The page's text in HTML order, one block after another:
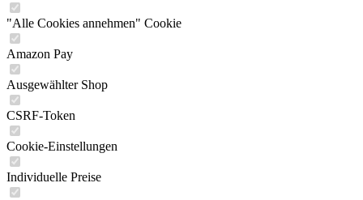
"Alle Cookies annehmen" Cookie
Amazon Pay
Ausgewählter Shop
CSRF-Token
Cookie-Einstellungen
Individuelle Preise